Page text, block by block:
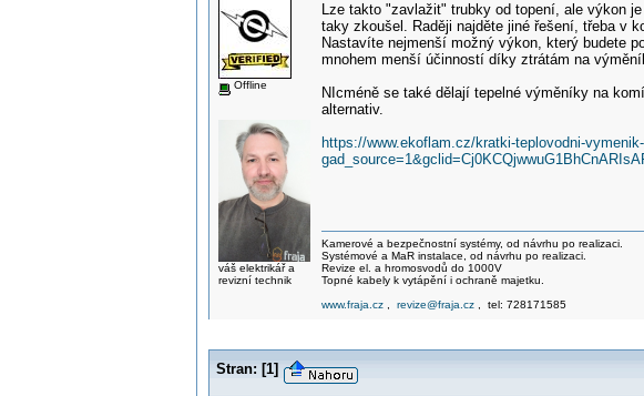
Offline
váš elektrikář a
revizní technik
Lze takto "zavlažit" trubky od topení, ale výkon
taky zkoušel. Raději najděte jiné řešení, třeba v
Nastavíte nejmenší možný výkon, který budete
mnohem menší účinností díky ztrátám na
NIcméně se také dělají tepelné výměníky na
alternativ.
https://www.ekoflam.cz/kratki-teplovodni-
Kamerové a bezpečnostní systémy, od návrhu po realizaci.
Systémové a MaR instalace, od návrhu po realizaci.
Revize el. a hromosvodů do 1000V
Topné kabely k vytápění i ochraně majetku.
www.fraja.cz
revize@fraja.cz , tel: 728171585
Stran: [1]